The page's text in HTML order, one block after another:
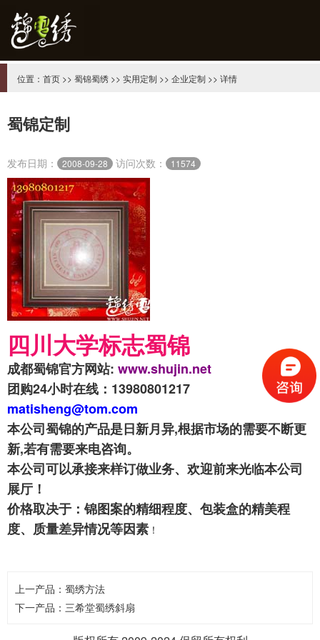
位置： 首页 >> 蜀锦蜀绣 >> 实用定制 >> 企业定制 >> 详情
蜀锦定制
发布日期： 2008-09-28 访问次数： 11574
四川大学标志蜀锦
成都蜀锦官方网站: www.shujin.net
团购24小时在线：13980801217
matisheng@tom.com
本公司蜀锦的产品是日新月异,根据市场的需要不断更
新,若有需要来电咨询。
本公司可以承接来样订做业务、欢迎前来光临本公司
展厅！
价格取决于：锦图案的精细程度、包装盒的精美程
度、质量差异情况等因素 ！
上一产品： 蜀绣方法
下一产品： 三希堂蜀绣斜扇